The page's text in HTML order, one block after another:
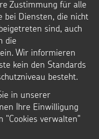
Zustimmung für alle
bei Diensten, die nicht
sind, auch
die
Wir informieren
kein den Standards
besteht.
in unserer
Ihre Einwilligung
"Cookies verwalten"